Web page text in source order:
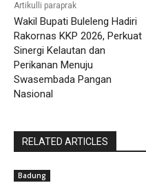
Artikulli paraprak
Wakil Bupati Buleleng Hadiri
Rakornas KKP 2026, Perkuat
Sinergi Kelautan dan
Perikanan Menuju
Swasembada Pangan
Nasional
RELATED ARTICLES
Badung